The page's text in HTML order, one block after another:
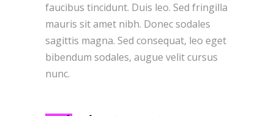
faucibus tincidunt. Duis leo. Sed fringilla
mauris sit amet nibh. Donec sodales
sagittis magna. Sed consequat, leo eget
bibendum sodales, augue velit cursus
nunc.